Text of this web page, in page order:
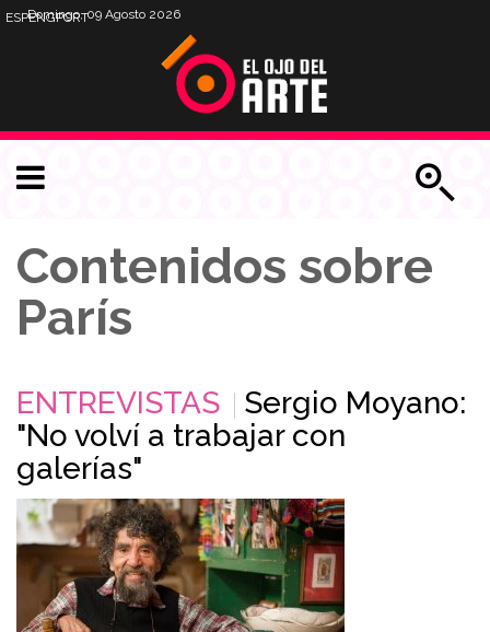
Domingo, 09 Agosto 2026
ESPENGPORT
Contenidos sobre
París
ENTREVISTAS
Sergio Moyano:
"No volví a trabajar con
galerías"